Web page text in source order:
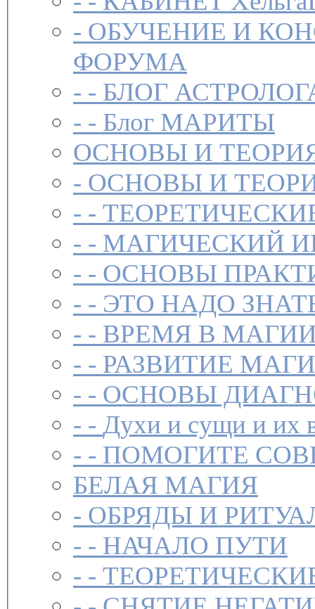
- ОБУЧЕНИЕ И
ФОРУМА
- - БЛОГ
- - Блог МАРИТЫ
ОСНОВЫ И
- ОСНОВЫ И
- -
- - МАГИЧЕСКИЙ
- - ОСНОВЫ
- - ЭТО НАДО
- - ВРЕМЯ В
- - РАЗВИТИЕ
- - ОСНОВЫ
- - Духи и сущи и их
- - ПОМОГИТЕ
БЕЛАЯ МАГИЯ
- ОБРЯДЫ И
- - НАЧАЛО ПУТИ
- -